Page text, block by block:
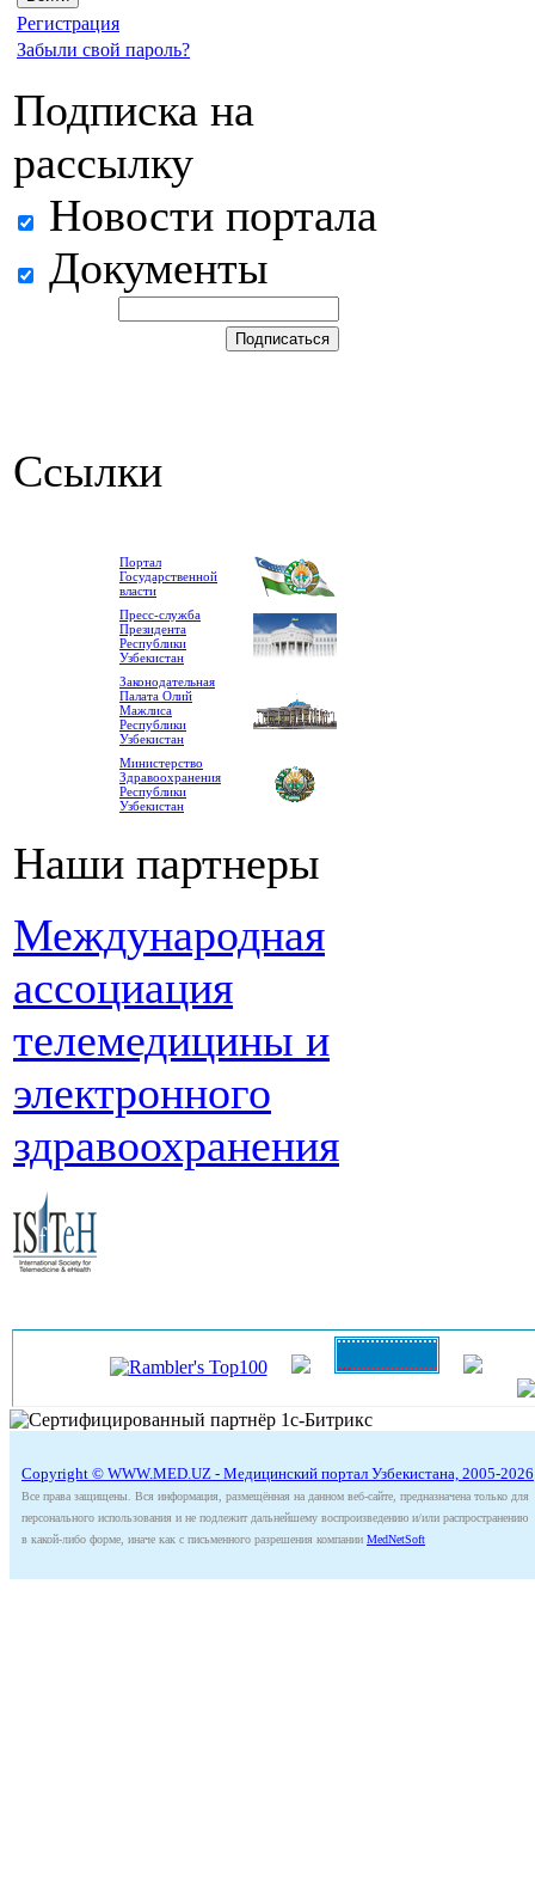
Регистрация
Забыли свой пароль?
Подписка на
рассылку
Новости портала
Документы
Ссылки
Портал
Государственной
власти
Пресс-служба
Президента
Республики
Узбекистан
Законодательная
Палата Олий
Мажлиса
Республики
Узбекистан
Министерство
Здравоохранения
Республики
Узбекистан
Наши партнеры
Международная
ассоциация
телемедицины и
электронного
здравоохранения
Copyright © WWW.MED.UZ - Медицинский портал Узбекистана, 2005-2026
Все права защищены. Вся информация, размещённая на данном веб-сайте, предназначена только для
персонального использования и не подлежит дальнейшему воспроизведению и/или распространению
в какой-либо форме, иначе как с письменного разрешения компании MedNetSoft